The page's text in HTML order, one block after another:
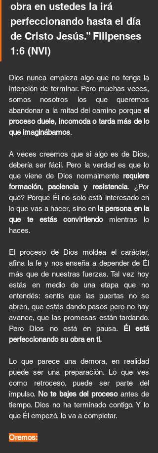
obra en ustedes la irá
perfeccionando hasta el día
de Cristo Jesús.” Filipenses
1:6 (NVI)
Dios nunca empieza algo que no tenga la
intención de terminar. Pero muchas veces,
somos nosotros los que queremos
abandonar a la mitad del camino porque el
proceso duele, incomoda o tarda más de lo
que imaginábamos.
A veces creemos que si algo es de Dios,
debería ser fácil. Pero la verdad es que lo
que viene de Dios normalmente requiere
formación, paciencia y resistencia. ¿Por
qué? Porque Él no solo está interesado en
lo que vas a hacer, sino en la persona en la
que te estás convirtiendo mientras lo
haces.
El proceso de Dios moldea el carácter,
afina la fe y nos enseña a depender de Él
más que de nuestras fuerzas. Tal vez hoy
estás en medio de una etapa que no
entendés: sentís que las puertas no se
abren, que estás dando pasos pero no hay
avance, que las promesas están tardando.
Pero Dios no está en pausa. Él está
perfeccionando su obra en ti.
Lo que parece una demora, en realidad
puede ser una preparación. Lo que ves
como retroceso, puede ser parte del
impulso. No te bajes del proceso antes de
tiempo. Dios no ha terminado contigo. Y lo
que Él empezó, lo va a completar.
Oremos: